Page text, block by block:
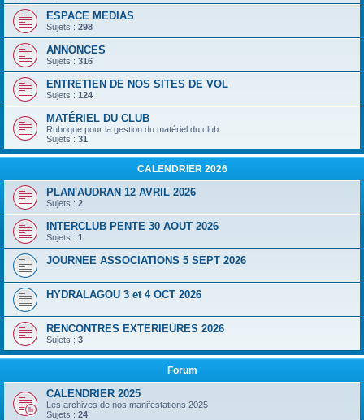
ESPACE MEDIAS
Sujets : 298
ANNONCES
Sujets : 316
ENTRETIEN DE NOS SITES DE VOL
Sujets : 124
MATÉRIEL DU CLUB
Rubrique pour la gestion du matériel du club.
Sujets : 31
CALENDRIER 2026
PLAN'AUDRAN 12 AVRIL 2026
Sujets : 2
INTERCLUB PENTE 30 AOUT 2026
Sujets : 1
JOURNEE ASSOCIATIONS 5 SEPT 2026
HYDRALAGOU 3 et 4 OCT 2026
RENCONTRES EXTERIEURES 2026
Sujets : 3
Forum
CALENDRIER 2025
Les archives de nos manifestations 2025
Sujets : 24